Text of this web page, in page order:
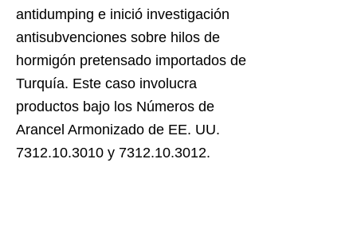
antidumping e inició investigación
antisubvenciones sobre hilos de
hormigón pretensado importados de
Turquía. Este caso involucra
productos bajo los Números de
Arancel Armonizado de EE. UU.
7312.10.3010 y 7312.10.3012.